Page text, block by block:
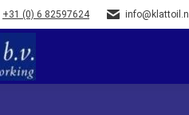
+31 (0) 6 82597624 info@klattoil.nl